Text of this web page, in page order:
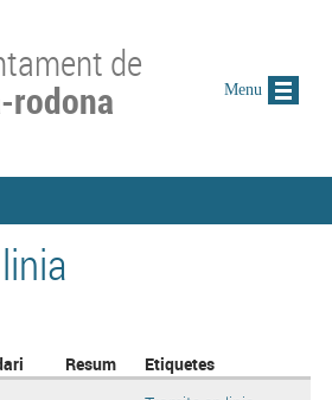
de
rodona
Resum
Etiquetes
Menu